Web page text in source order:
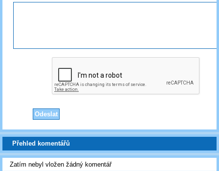
Přehled komentářů
Zatím nebyl vložen žádný komentář